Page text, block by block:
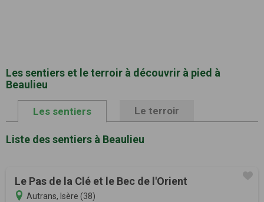
Les sentiers et le terroir à découvrir à pied à
Beaulieu
Les sentiers Le terroir
Liste des sentiers à Beaulieu
Le Pas de la Clé et le Bec de l'Orient
Autrans, Isère (38)